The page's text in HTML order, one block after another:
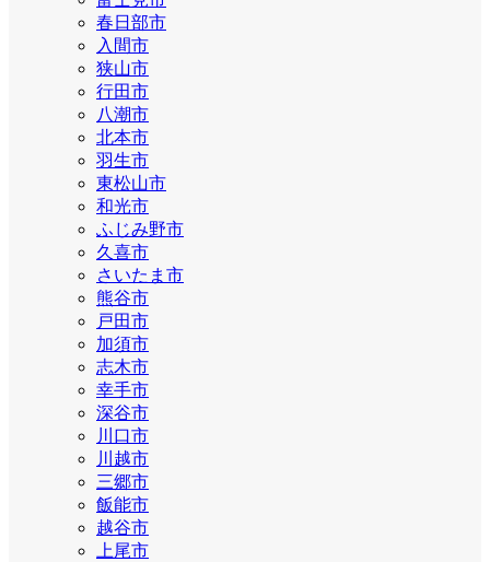
春日部市
入間市
狭山市
行田市
八潮市
北本市
羽生市
東松山市
和光市
ふじみ野市
久喜市
さいたま市
熊谷市
戸田市
加須市
志木市
幸手市
深谷市
川口市
川越市
三郷市
飯能市
越谷市
上尾市